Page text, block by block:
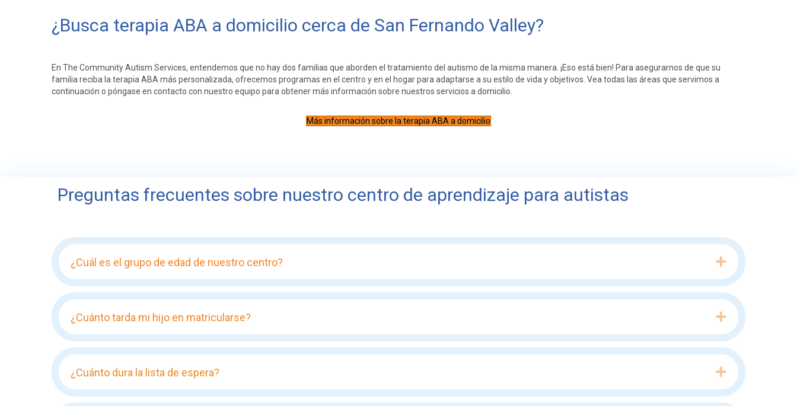
¿Busca terapia ABA a domicilio cerca de San Fernando Valley?
En The Community Autism Services, entendemos que no hay dos familias que aborden el tratamiento del autismo de la misma manera. ¡Eso está bien! Para asegurarnos de que su
familia reciba la terapia ABA más personalizada, ofrecemos programas en el centro y en el hogar para adaptarse a su estilo de vida y objetivos. Vea todas las áreas que servimos a
continuación o póngase en contacto con nuestro equipo para obtener más información sobre nuestros servicios a domicilio.
Más información sobre la terapia ABA a domicilio
Preguntas frecuentes sobre nuestro centro de aprendizaje para autistas
¿Cuál es el grupo de edad de nuestro centro? Expand
¿Cuánto tarda mi hijo en matricularse? Expand
¿Cuánto dura la lista de espera? Expand